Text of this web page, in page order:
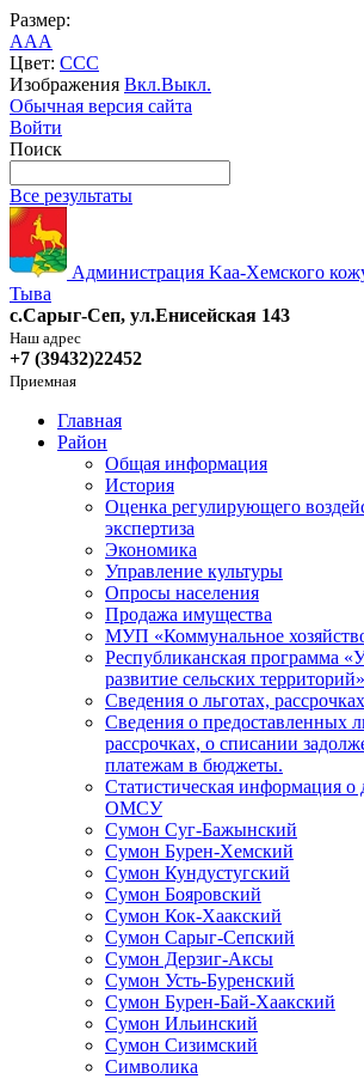
Размер:
AAA
Цвет: CCC
Изображения Вкл.Выкл.
Обычная версия сайта
Войти
Поиск
Все результаты
Администрация Kaa-Хемского
Тыва
с.Сарыг-Сеп, ул.Енисейская 143
Наш адрес
+7 (39432)22452
Приемная
Главная
Район
Общая информация
История
Оценка регулирующего
экспертиза
Экономика
Управление культуры
Опросы населения
Продажа имущества
МУП «Коммунальное
Республиканская программа
развитие сельских территорий»
Сведения о льготах, рассрочках
Сведения о предоставленных
рассрочках, о списании
платежам в бюджеты.
Статистическая информация о
ОМСУ
Сумон Суг-Бажынский
Сумон Бурен-Хемский
Сумон Кундустугский
Сумон Бояровский
Сумон Кок-Хаакский
Сумон Сарыг-Сепский
Сумон Дерзиг-Аксы
Сумон Усть-Буренский
Сумон Бурен-Бай-Хаакский
Сумон Ильинский
Сумон Сизимский
Символика